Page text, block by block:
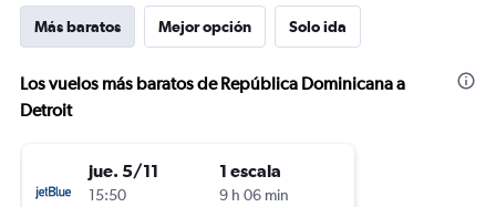
Más baratos Mejor opción Solo ida
Los vuelos más baratos de República Dominicana a
Detroit
jue. 5/11
15:50
1 escala
9 h 06 min